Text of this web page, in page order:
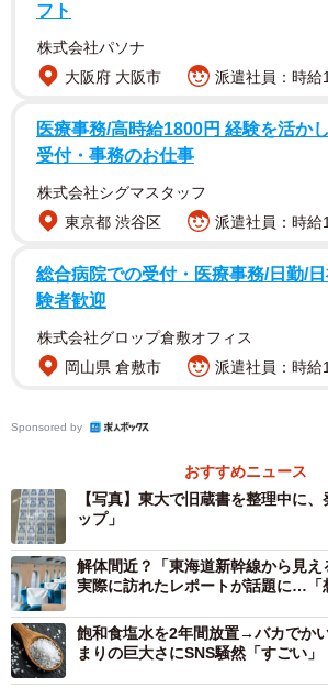
いう。
「お買い物でもらえるポイントのアナ
「昭和のブルーチップ懐かしい！」
投稿には、説明コメントが殺到。ブル
ウントからも「現在も使えます」とリ
二重の驚きがありました」と振り返る。
現在、東大本郷キャンパスにある赤門の工事が始
国思想文化学研究室の住人」さん提供）
フト
株式会社パソナ
大阪府 大阪市
派遣社員：時給
医療事務/高時給1800円 経験を活か
受付・事務のお仕事
株式会社シグマスタッフ
東京都 渋谷区
派遣社員：時給
総合病院での受付・医療事務/日勤/
験者歓迎
株式会社グロップ倉敷オフィス
岡山県 倉敷市
派遣社員：時給
Sponsored by
おすすめニュース
【写真】東大で旧蔵書を整理中に
ップ」
解体間近？「東海道新幹線から見
実際に訪れたレポートが話題に…「
飽和食塩水を2年間放置→バカでか
まりの巨大さにSNS騒然「すごい」